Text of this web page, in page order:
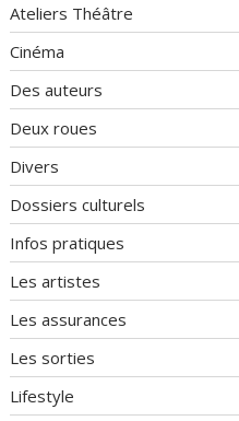
Ateliers Théâtre
Cinéma
Des auteurs
Deux roues
Divers
Dossiers culturels
Infos pratiques
Les artistes
Les assurances
Les sorties
Lifestyle